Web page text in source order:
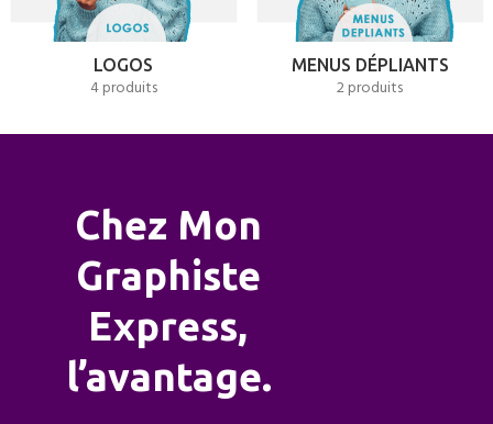
LOGOS
4 produits
MENUS DÉPLIANTS
2 produits
Chez Mon
Graphiste
Express,
l’avantage.